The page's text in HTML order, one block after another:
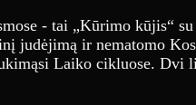
- tai „Kūrimo kūjis“
judėjimą ir nematomo
Laiko cikluose. Dvi